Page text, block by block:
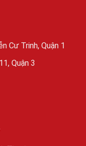
Cư Trinh, Quận 1
Quận 3